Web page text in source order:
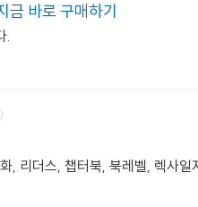
금 바로 구매하기
.
, 리더스, 챕터북, 북레벨, 렉사일